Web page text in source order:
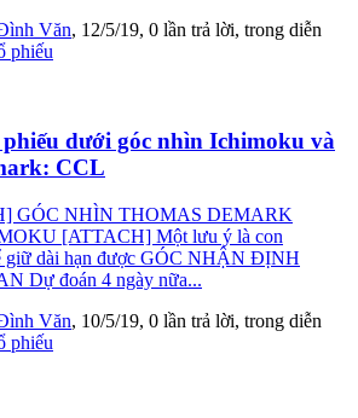
Văn, 12/5/19, 0 lần trả lời, trong diễn
phiếu
dưới góc nhìn Ichimoku và
CCL
GÓC NHÌN THOMAS DEMARK
[ATTACH] Một lưu ý là con
giữ dài hạn được GÓC NHẬN ĐỊNH
Dự đoán 4 ngày nữa...
Văn, 10/5/19, 0 lần trả lời, trong diễn
phiếu